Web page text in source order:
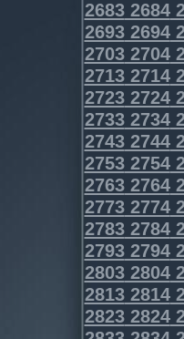
26832684
26932694
27032704
27132714
27232724
27332734
27432744
27532754
27632764
27732774
27832784
27932794
28032804
28132814
28232824